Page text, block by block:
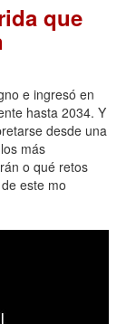
que
e ingresó en
hasta 2034. Y
desde una
más
o qué retos
este mo